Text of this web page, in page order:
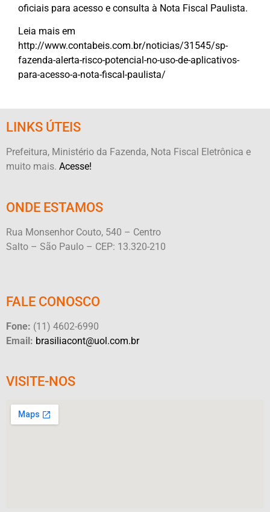
oficiais para acesso e consulta à Nota Fiscal Paulista.
Leia mais em
http://www.contabeis.com.br/noticias/31545/sp-
fazenda-alerta-risco-potencial-no-uso-de-aplicativos-
para-acesso-a-nota-fiscal-paulista/
LINKS ÚTEIS
Prefeitura, Ministério da Fazenda, Nota Fiscal Eletrônica e
muito mais. Acesse!
ONDE ESTAMOS
Rua Monsenhor Couto, 540 – Centro
Salto – São Paulo – CEP: 13.320-210
FALE CONOSCO
Fone: (11) 4602-6990
Email: brasiliacont@uol.com.br
VISITE-NOS